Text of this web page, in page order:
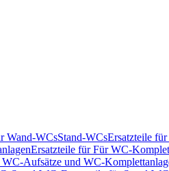
Wand-WCsStand-WCsErsatzteile
Ersatzteile für Für WC-
Aufsätze und WC-